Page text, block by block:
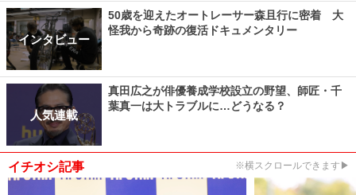
インタビュー
50歳を迎えたオートレーサー森且行に密着 大
怪我から奇跡の復活ドキュメンタリー
人気連載
真田広之が俳優養成学校設立の野望、師匠・千
葉真一は大トラブルに…どうなる？
イチオシ記事 ※横スクロールできます▶